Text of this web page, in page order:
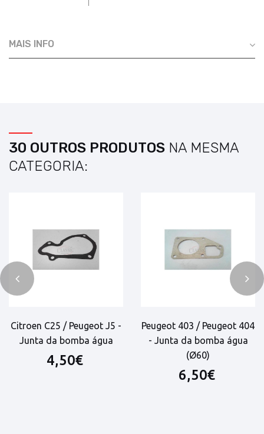
MAIS INFO
30 OUTROS PRODUTOS NA MESMA
CATEGORIA:
Citroen C25 / Peugeot J5 -
Junta da bomba água
4,50€
Peugeot 403 / Peugeot 404
- Junta da bomba água
(Ø60)
6,50€